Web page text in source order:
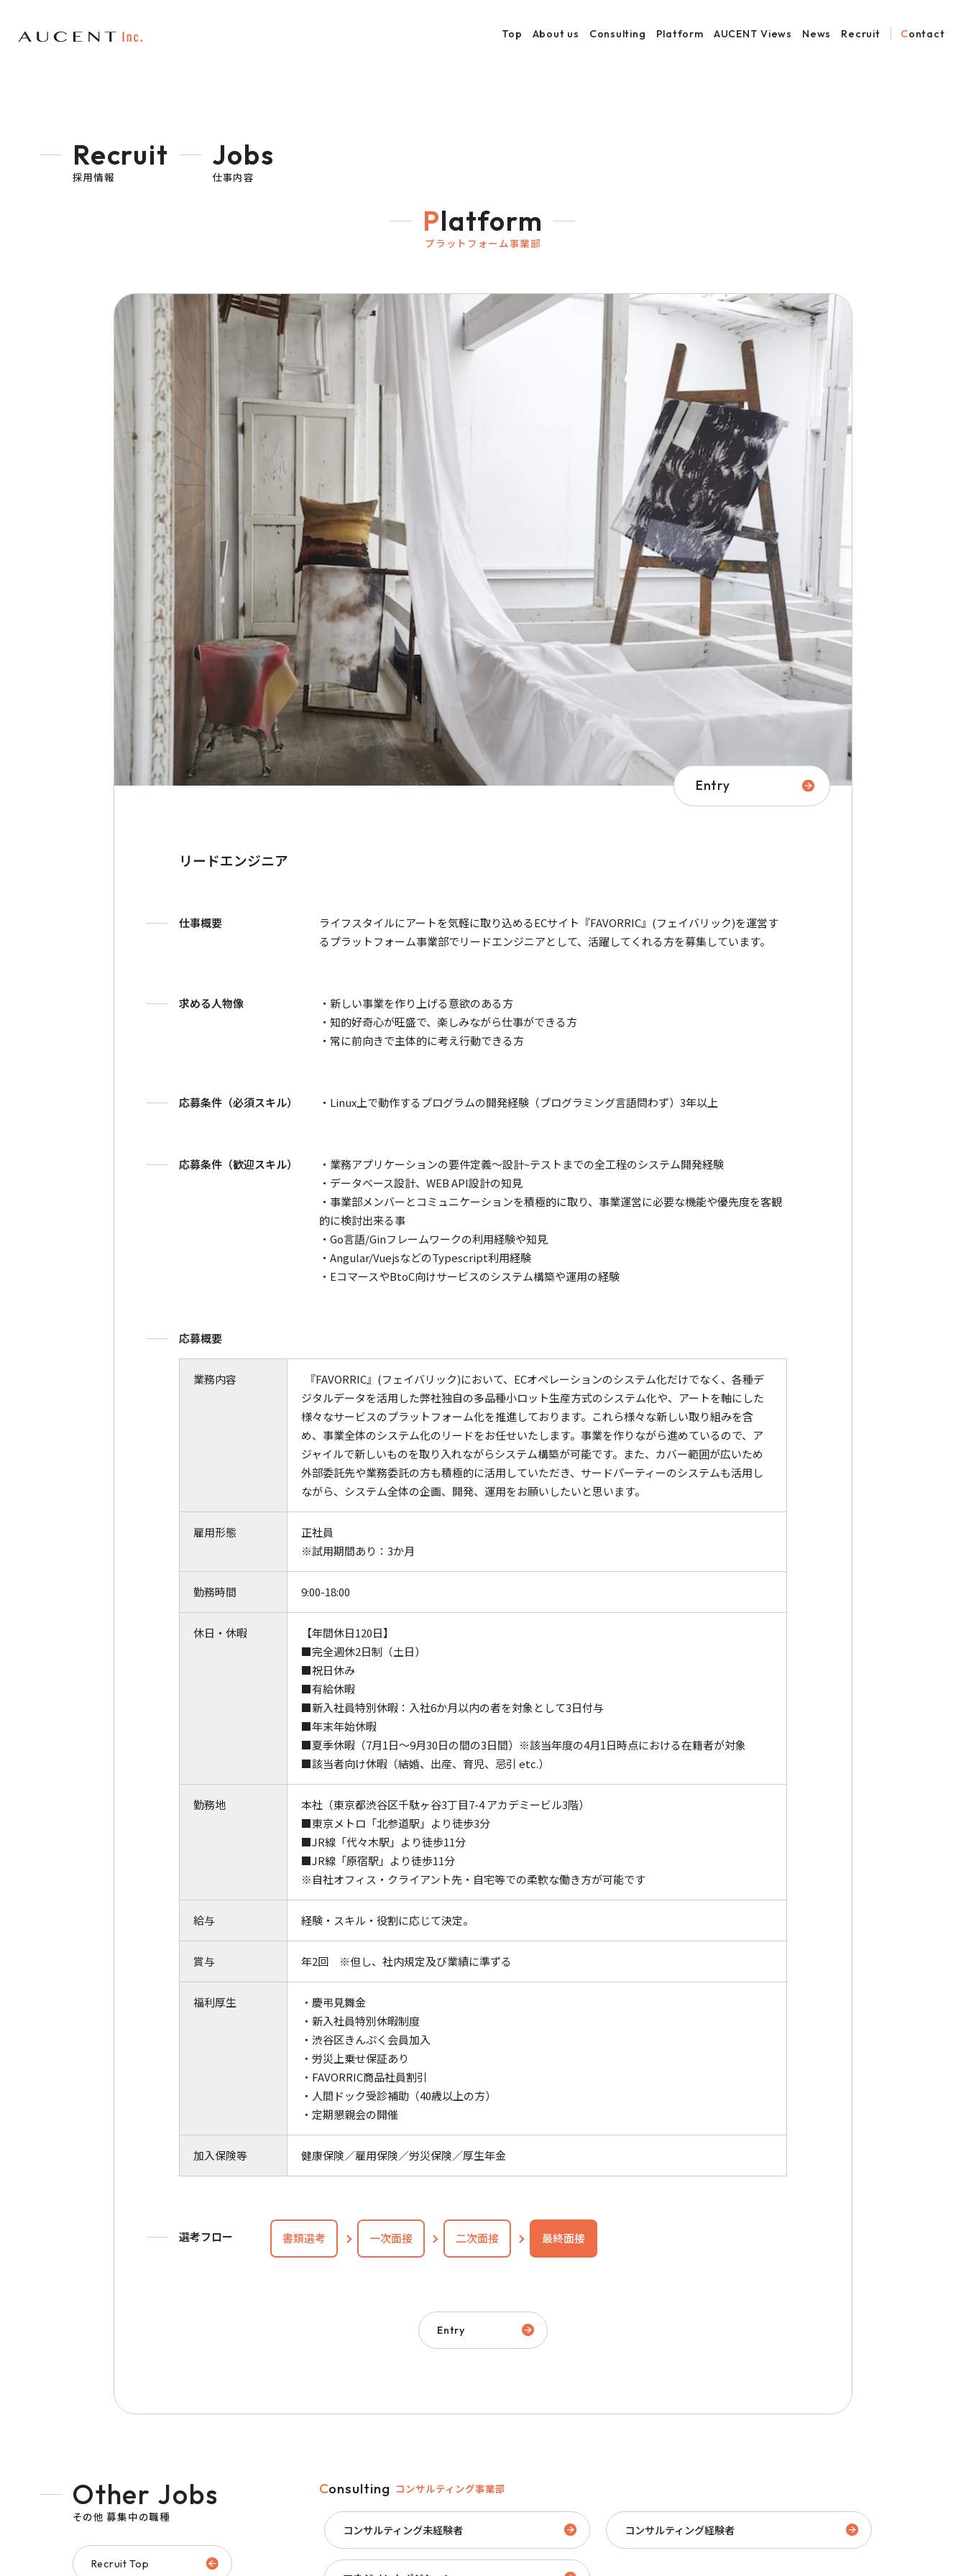
Top About us Consulting Platform AUCENT Views News Recruit Contact
Recruit
採用情報
Jobs
仕事内容
Platform
プラットフォーム事業部
Entry
リードエンジニア
仕事概要
ライフスタイルにアートを気軽に取り込めるECサイト『FAVORRIC』(フェイバリック)を運営す
るプラットフォーム事業部でリードエンジニアとして、活躍してくれる方を募集しています。
求める人物像
・新しい事業を作り上げる意欲のある方
・知的好奇心が旺盛で、楽しみながら仕事ができる方
・常に前向きで主体的に考え行動できる方
応募条件（必須スキル） ・Linux上で動作するプログラムの開発経験（プログラミング言語問わず）3年以上
応募条件（歓迎スキル）
・業務アプリケーションの要件定義〜設計~テストまでの全工程のシステム開発経験
・データベース設計、WEB API設計の知見
・事業部メンバーとコミュニケーションを積極的に取り、事業運営に必要な機能や優先度を客観
的に検討出来る事
・Go言語/Ginフレームワークの利用経験や知見
・Angular/VuejsなどのTypescript利用経験
・EコマースやBtoC向けサービスのシステム構築や運用の経験
応募概要
業務内容
『FAVORRIC』(フェイバリック)において、ECオペレーションのシステム化だけでなく、各種デ
ジタルデータを活用した弊社独自の多品種小ロット生産方式のシステム化や、アートを軸にした
様々なサービスのプラットフォーム化を推進しております。これら様々な新しい取り組みを含
め、事業全体のシステム化のリードをお任せいたします。事業を作りながら進めているので、ア
ジャイルで新しいものを取り入れながらシステム構築が可能です。また、カバー範囲が広いため
外部委託先や業務委託の方も積極的に活用していただき、サードパーティーのシステムも活用し
ながら、システム全体の企画、開発、運用をお願いしたいと思います。
雇用形態
正社員
※試用期間あり：3か月
勤務時間 9:00-18:00
休日・休暇
【年間休日120日】
■完全週休2日制（土日）
■祝日休み
■有給休暇
■新入社員特別休暇：入社6か月以内の者を対象として3日付与
■年末年始休暇
■夏季休暇（7月1日～9月30日の間の3日間）※該当年度の4月1日時点における在籍者が対象
■該当者向け休暇（結婚、出産、育児、忌引 etc.）
勤務地
本社（東京都渋谷区千駄ヶ谷3丁目7-4 アカデミービル3階）
■東京メトロ「北参道駅」より徒歩3分
■JR線「代々木駅」より徒歩11分
■JR線「原宿駅」より徒歩11分
※自社オフィス・クライアント先・自宅等での柔軟な働き方が可能です
給与 経験・スキル・役割に応じて決定。
賞与 年2回 ※但し、社内規定及び業績に準ずる
福利厚生
・慶弔見舞金
・新入社員特別休暇制度
・渋谷区きんぷく会員加入
・労災上乗せ保証あり
・FAVORRIC商品社員割引
・人間ドック受診補助（40歳以上の方）
・定期懇親会の開催
加入保険等 健康保険／雇用保険／労災保険／厚生年金
選考フロー 書類選考 一次面接 二次面接 最終面接
Entry
Other Jobs
その他 募集中の職種
Recruit Top
Consulting コンサルティング事業部
コンサルティング未経験者 コンサルティング経験者